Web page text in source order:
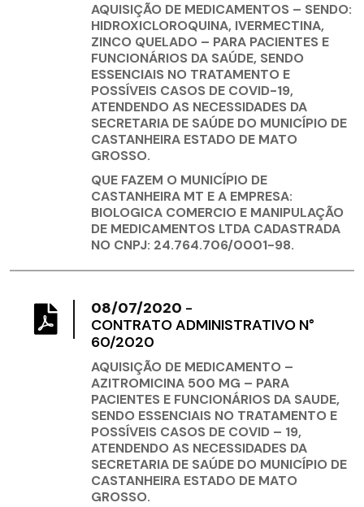
AQUISIÇÃO DE MEDICAMENTOS – SENDO:
HIDROXICLOROQUINA, IVERMECTINA,
ZINCO QUELADO – PARA PACIENTES E
FUNCIONÁRIOS DA SAÚDE, SENDO
ESSENCIAIS NO TRATAMENTO E
POSSÍVEIS CASOS DE COVID-19,
ATENDENDO AS NECESSIDADES DA
SECRETARIA DE SAÚDE DO MUNICÍPIO DE
CASTANHEIRA ESTADO DE MATO
GROSSO.
QUE FAZEM O MUNICÍPIO DE
CASTANHEIRA MT E A EMPRESA:
BIOLOGICA COMERCIO E MANIPULAÇÃO
DE MEDICAMENTOS LTDA CADASTRADA
NO CNPJ: 24.764.706/0001-98.
08/07/2020 -
CONTRATO ADMINISTRATIVO N°
60/2020
AQUISIÇÃO DE MEDICAMENTO –
AZITROMICINA 500 MG – PARA
PACIENTES E FUNCIONÁRIOS DA SAUDE,
SENDO ESSENCIAIS NO TRATAMENTO E
POSSÍVEIS CASOS DE COVID – 19,
ATENDENDO AS NECESSIDADES DA
SECRETARIA DE SAÚDE DO MUNICÍPIO DE
CASTANHEIRA ESTADO DE MATO
GROSSO.